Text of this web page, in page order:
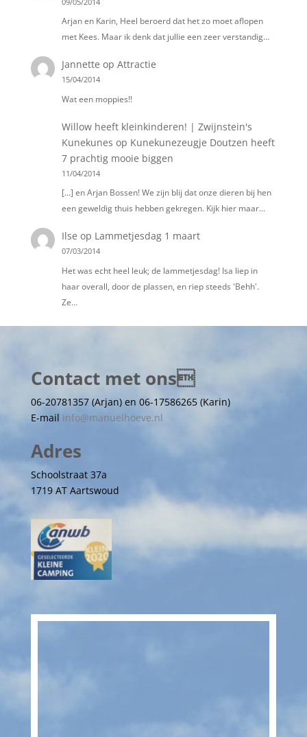
09/05/2014
Arjan en Karin, Heel beroerd dat het zo moet aflopen
met Kees. Maar ik denk dat jullie een zeer verstandig…
Jannette opAttractie
15/04/2014
Wat een moppies!!
Willow heeft kleinkinderen! | Zwijnstein's
Kunekunes op Kunekunezeugje Doutzen heeft
7 prachtig mooie biggen
11/04/2014
[…] en Arjan Bossen! We zijn blij dat onze dieren bij hen
een geweldig thuis hebben gekregen. Kijk hier maar…
Ilse op Lammetjesdag 1 maart
07/03/2014
Het was echt heel leuk; de lammetjesdag! Isa liep in
haar overall, door de plassen, en riep steeds 'Behh'.
Ze…
Contact met ons
06-20781357 (Arjan) en 06-17586265 (Karin)
E-mail info@manuelhoeve.nl
Adres
Schoolstraat 37a
1719 AT Aartswoud